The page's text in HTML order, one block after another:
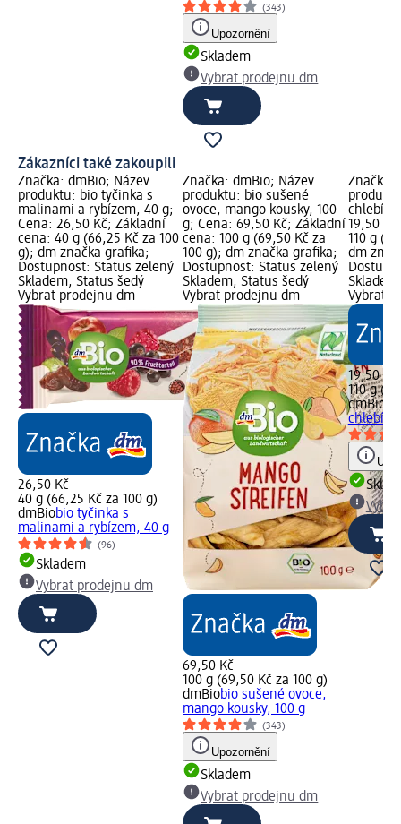
(343)
Upozornění
Skladem
Vybrat prodejnu dm
Zákazníci také zakoupili
Značka: dmBio; Název
produktu: bio tyčinka s
malinami a rybízem, 40 g;
Cena: 26,50 Kč; Základní
cena: 40 g (66,25 Kč za 100
g); dm značka grafika;
Dostupnost: Status zelený
Skladem, Status šedý
Vybrat prodejnu dm
26,50 Kč
40 g (66,25 Kč za 100 g)
dmBiobio tyčinka s
malinami a rybízem, 40 g
(96)
Skladem
Vybrat prodejnu dm
Značka: dmBio; Název
produktu: bio sušené
ovoce, mango kousky, 100
g; Cena: 69,50 Kč; Základní
cena: 100 g (69,50 Kč za
100 g); dm značka grafika;
Dostupnost: Status zelený
Skladem, Status šedý
Vybrat prodejnu dm
69,50 Kč
100 g (69,50 Kč za 100 g)
dmBiobio sušené ovoce,
mango kousky, 100 g
(343)
Upozornění
Skladem
Vybrat prodejnu dm
Značka:
19,50
110 g
dm
Vybrat
19,50 Kč
110 g
dmBio